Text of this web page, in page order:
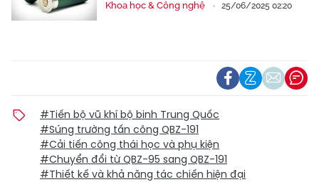
Khoa học & Công nghệ 25/06/2025 02:20
#Tiến bộ vũ khí bộ binh Trung Quốc
#Súng trường tấn công QBZ-191
#Cải tiến công thái học và phụ kiện
#Chuyển đổi từ QBZ-95 sang QBZ-191
#Thiết kế và khả năng tác chiến hiện đại